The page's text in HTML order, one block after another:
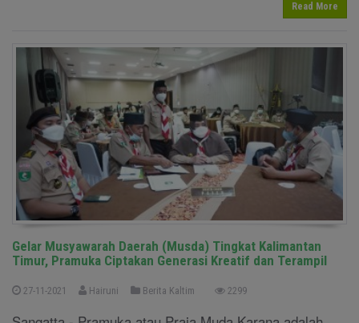
Read More
Gelar Musyawarah Daerah (Musda) Tingkat Kalimantan
Timur, Pramuka Ciptakan Generasi Kreatif dan Terampil
27-11-2021 Hairuni Berita Kaltim 2299